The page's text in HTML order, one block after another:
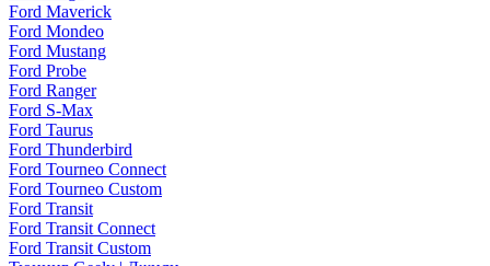
Ford Maverick
Ford Mondeo
Ford Mustang
Ford Probe
Ford Ranger
Ford S-Max
Ford Taurus
Ford Thunderbird
Ford Tourneo Connect
Ford Tourneo Custom
Ford Transit
Ford Transit Connect
Ford Transit Custom